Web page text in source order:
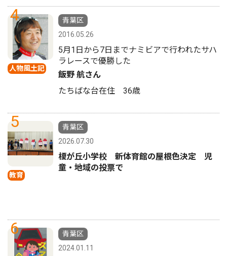
4
人物風土記
青葉区
2016.05.26
5月1日から7日までナミビアで行われたサハ
ラレースで優勝した
飯野 航さん
たちばな台在住 36歳
5
教育
青葉区
2026.07.30
榎が丘小学校 新体育館の屋根色決定 児
童・地域の投票で
6
青葉区
2024.01.11